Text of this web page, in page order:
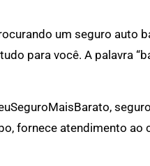
um seguro auto
para você. A palavra
fornece atendimento ao